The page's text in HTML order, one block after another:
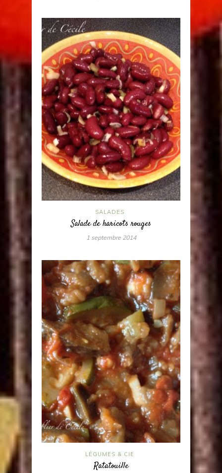
SALADES
Salade de haricots rouges
1 septembre 2014
LÉGUMES & CIE
Ratatouille